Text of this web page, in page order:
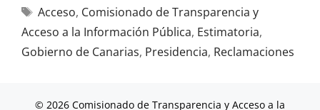
Acceso, Comisionado de Transparencia y
Acceso a la Información Pública, Estimatoria,
Gobierno de Canarias, Presidencia, Reclamaciones
© 2026 Comisionado de Transparencia y Acceso a la